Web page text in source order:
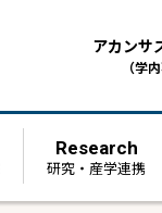
アカンサ
（学
Research
研究・産学連携